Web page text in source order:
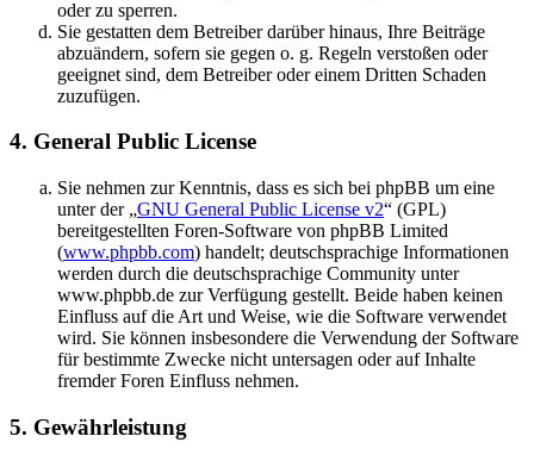
oder zu sperren.
Sie gestatten dem Betreiber darüber hinaus, Ihre Beiträge
abzuändern, sofern sie gegen o. g. Regeln verstoßen oder
geeignet sind, dem Betreiber oder einem Dritten Schaden
zuzufügen.
4. General Public License
Sie nehmen zur Kenntnis, dass es sich bei phpBB um eine
unter der „GNU General Public License v2“ (GPL)
bereitgestellten Foren-Software von phpBB Limited
(www.phpbb.com) handelt; deutschsprachige Informationen
werden durch die deutschsprachige Community unter
www.phpbb.de zur Verfügung gestellt. Beide haben keinen
Einfluss auf die Art und Weise, wie die Software verwendet
wird. Sie können insbesondere die Verwendung der Software
für bestimmte Zwecke nicht untersagen oder auf Inhalte
fremder Foren Einfluss nehmen.
5. Gewährleistung